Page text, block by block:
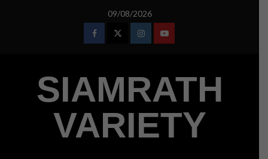
09/08/2026
FacebookTwitterInstagramYoutube
SIAMRATH
VARIETY